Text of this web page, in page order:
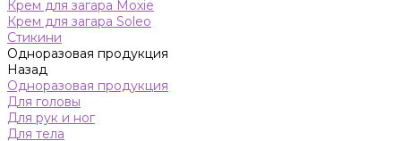
Крем для загара Moxie
Крем для загара Soleo
Стикини
Одноразовая продукция
Назад
Одноразовая продукция
Для головы
Для рук и ног
Для тела